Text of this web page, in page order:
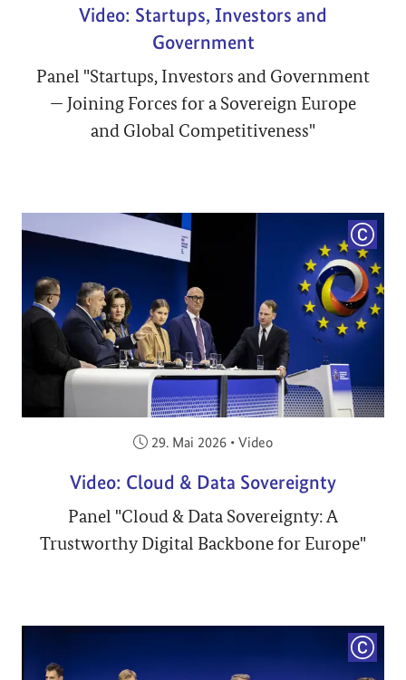
Video: Startups, Investors and
Government
Panel "Startups, Investors and Government
— Joining Forces for a Sovereign Europe
and Global Competitiveness"
Veröffentlicht am:
29. Mai 2026 • Video
Video: Cloud & Data Sovereignty
Panel "Cloud & Data Sovereignty: A
Trustworthy Digital Backbone for Europe"